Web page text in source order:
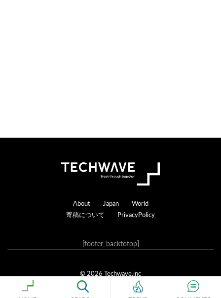
Footer
About Japan
World
寄稿について
PrivacyPolicy
[footer_backtotop]
© 2026 Techwave.inc
Genesis Framework
WordPress·